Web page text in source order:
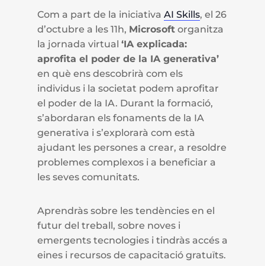
Com a part de la iniciativa AI Skills, el 26
d’octubre a les 11h, Microsoftorganitza
la jornada virtual ‘IA explicada:
aprofita el poder de la IA generativa’
en què ens descobrirà com els
individus i la societat podem aprofitar
el poder de la IA. Durant la formació,
s’abordaran els fonaments de la IA
generativa i s’explorarà com està
ajudant les persones a crear, a resoldre
problemes complexos i a beneficiar a
les seves comunitats.
Aprendràs sobre les tendències en el
futur del treball, sobre noves i
emergents tecnologies i tindràs accés a
eines i recursos de capacitació gratuïts.